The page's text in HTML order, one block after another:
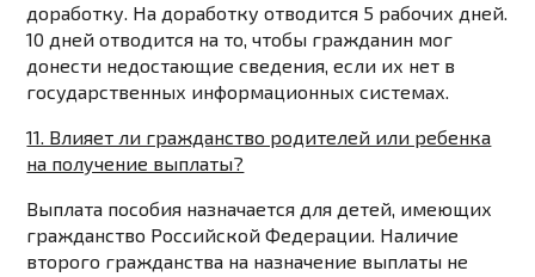
доработку. На доработку отводится 5 рабочих дней.
10 дней отводится на то, чтобы гражданин мог
донести недостающие сведения, если их нет в
государственных информационных системах.
11. Влияет ли гражданство родителей или ребенка
на получение выплаты?
Выплата пособия назначается для детей, имеющих
гражданство Российской Федерации. Наличие
второго гражданства на назначение выплаты не